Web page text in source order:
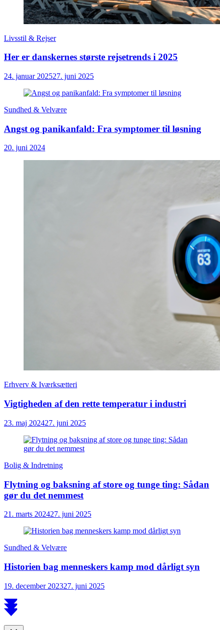
Livsstil & Rejser
Her er danskernes største rejsetrends i 2025
24. januar 202527. juni 2025
Sundhed & Velvære
Angst og panikanfald: Fra symptomer til løsning
20. juni 2024
Erhverv & Iværksætteri
Vigtigheden af den rette temperatur i industri
23. maj 202427. juni 2025
Bolig & Indretning
Flytning og baksning af store og tunge ting: Sådan
gør du det nemmest
21. marts 202427. juni 2025
Sundhed & Velvære
Historien bag menneskers kamp mod dårligt syn
19. december 202327. juni 2025
Scroll
to